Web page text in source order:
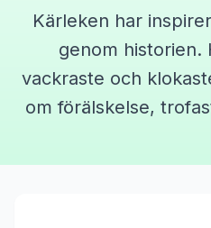
Kärleken har
genom historien.
vackraste och
om förälskelse,